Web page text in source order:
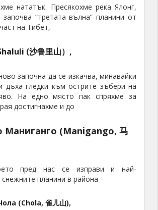
нататък. Пресякохме река Ялонг,
“третата вълна” планини от
на Тибет,
(沙鲁里山）,
започна да се изкачва, минавайки
дъха гледки към острите зъбери на
На едно място пак спряхме за
достигнахме и до
Маниганго (Manigango, 马
пред нас се изправи и най-
снежните планини в района –
(Chola, 雀儿山),